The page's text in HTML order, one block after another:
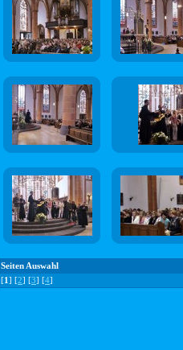
Seiten Auswahl
[1 ] [2] [3] [4]